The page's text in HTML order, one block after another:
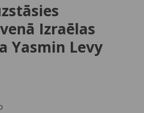
Izraēlas
Yasmin Levy